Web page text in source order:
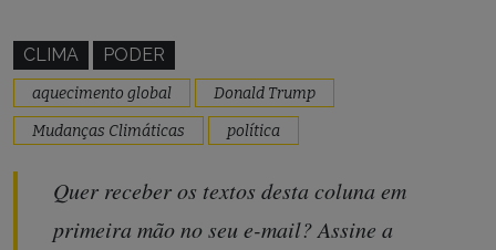
CLIMA PODER
aquecimento global
Donald Trump
Mudanças Climáticas
política
Quer receber os textos desta coluna em
primeira mão no seu e-mail? Assine a